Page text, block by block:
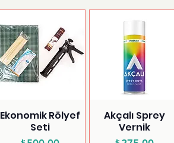
Ekonomik Rölyef
Seti
Akçalı Sprey
Vernik